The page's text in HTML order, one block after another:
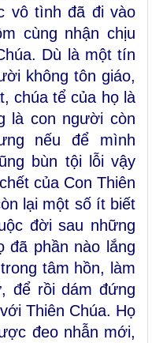
vô tình đã đi vào
cùng nhận chịu
Dù là một tín
không tôn giáo,
chúa tể của họ là
là con người còn
nếu để mình
bùn tội lỗi vậy
của Con Thiên
lại một số ít biết
đời sau những
đã phần nào lắng
tâm hồn, làm
để rồi dám đứng
Thiên Chúa. Họ
đeo nhẫn mới,